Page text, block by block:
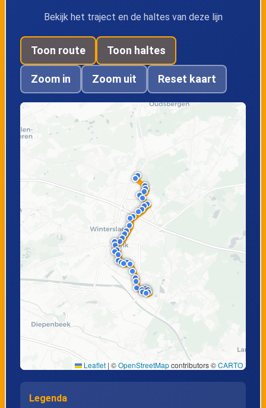
Zonneweeldelaan
Vooruitzichtlaan
Genk, d' Ierd Genk, Vlierstraat
Genk,
Hommelheidestraa
Genk, Inhamstraat
Genk, Hondsbos
Lousbeekstraat
Genk, Smeilstraat
Genk, Krelstraat Sledderlo, Kerk
Genk,
Steenbergstraat
Genk, Hazenstraat
Genk, Muggenberg
Genk,
Bekijk het traject en de haltes van deze lijn
Toon route Toon haltes
Zoom in Zoom uit Reset kaart
Leaflet | ©OpenStreetMapcontributors ©CARTO
Legenda